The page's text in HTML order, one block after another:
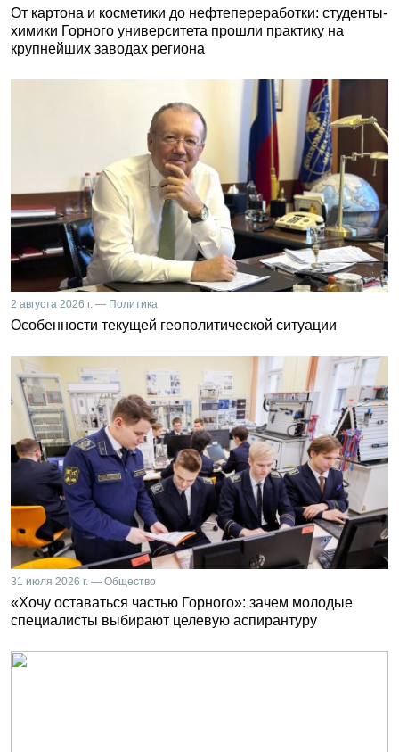
От картона и косметики до нефтепереработки: студенты-
химики Горного университета прошли практику на
крупнейших заводах региона
2 августа 2026 г. — Политика
Особенности текущей геополитической ситуации
31 июля 2026 г. — Общество
«Хочу оставаться частью Горного»: зачем молодые
специалисты выбирают целевую аспирантуру